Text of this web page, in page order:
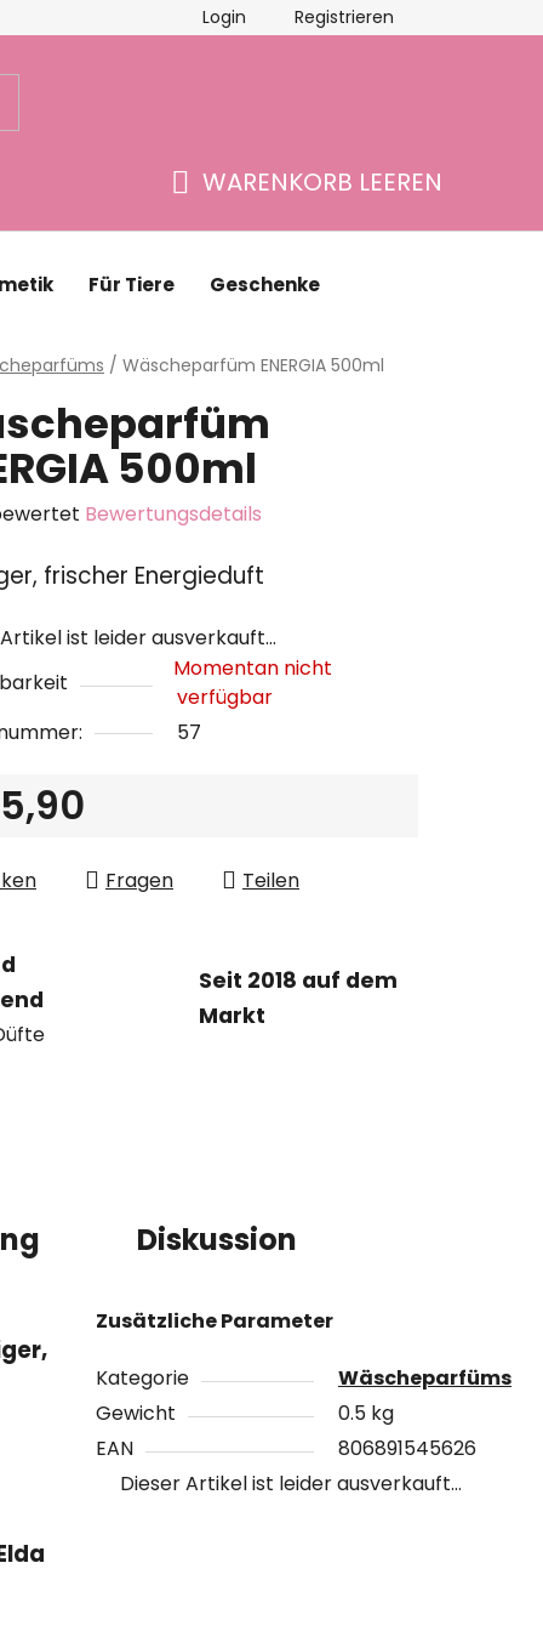
Kontakte
Login Registrieren
WARENKORB LEEREN
Für Tiere Geschenke
/ Wäscheparfüm ENERGIA 500ml
500ml
Bewertungsdetails
frischer Energieduft
ist leider ausverkauft…
Momentan nicht
verfügbar
57
Fragen Teilen
Seit 2018 auf dem
Markt
Diskussion
Zusätzliche Parameter
Kategorie
Wäscheparfüms
Gewicht
0.5 kg
EAN
806891545626
Dieser Artikel ist leider ausverkauft…